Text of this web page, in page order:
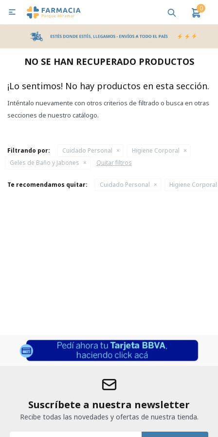
0

NO SE HAN RECUPERADO PRODUCTOS
¡Lo sentimos! No hay productos en esta sección.
Inténtalo nuevamente con otros criterios de filtrado o busca en otras
secciones de nuestro catálogo.
Filtrando por: Cuidado Personal
Higiene Corporal
Geles de Baño y Jabones
Quitar filtros
Te recomendamos quitar: Cuidado Personal Higiene Corporal
Suscríbete a nuestra newsletter
Recibe todas las novedades y ofertas de nuestra tienda.
MI CUENTA
Bebes y Maternidad Salud
Pañales y Toallitas
Lactancia y Nutrición
Higiene y Bienestar